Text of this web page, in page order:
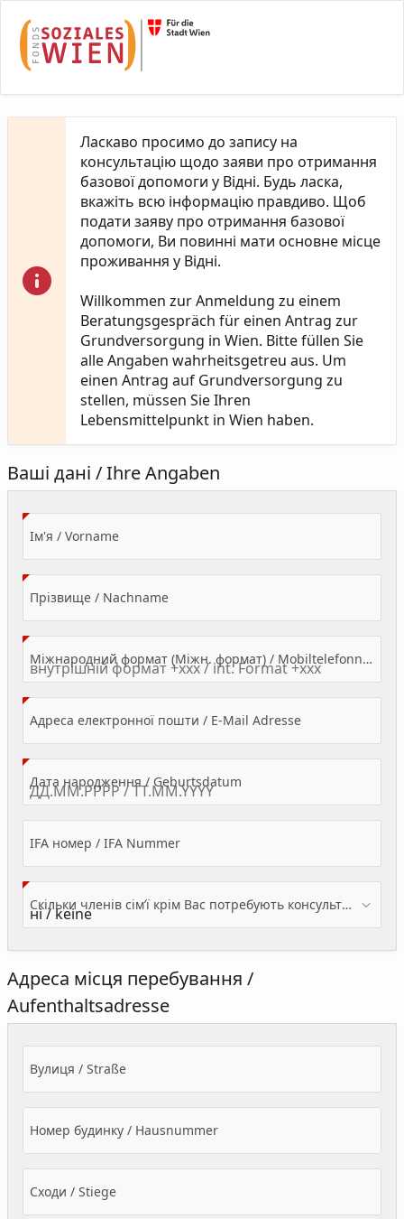
Ласкаво просимо до запису на
консультацію щодо заяви про отримання
базової допомоги у Відні. Будь ласка,
вкажіть всю інформацію правдиво. Щоб
подати заяву про отримання базової
допомоги, Ви повинні мати основне місце
проживання у Відні.
Willkommen zur Anmeldung zu einem
Beratungsgespräch für einen Antrag zur
Grundversorgung in Wien. Bitte füllen Sie
alle Angaben wahrheitsgetreu aus. Um
einen Antrag auf Grundversorgung zu
stellen, müssen Sie Ihren
Lebensmittelpunkt in Wien haben.
Ваші дані / Ihre Angaben
Ім'я / Vorname(Value Required)
Прізвище / Nachname(Value Required)
Міжнародний формат (Міжн. формат) / Mobiltelefonnummer
Адреса електронної пошти / E-Mail Adresse(Value Required)
Дата народження / Geburtsdatum
IFA номер / IFA Nummer
Скільки членів сім’ї крім Вас потребують консультації? / Wieviele Familienmitglieder brauchen Beratung - zusätzlich zu Ihnen?
Адреса місця перебування /
Aufenthaltsadresse
Вулиця / Straße
Номер будинку / Hausnummer
Сходи / Stiege